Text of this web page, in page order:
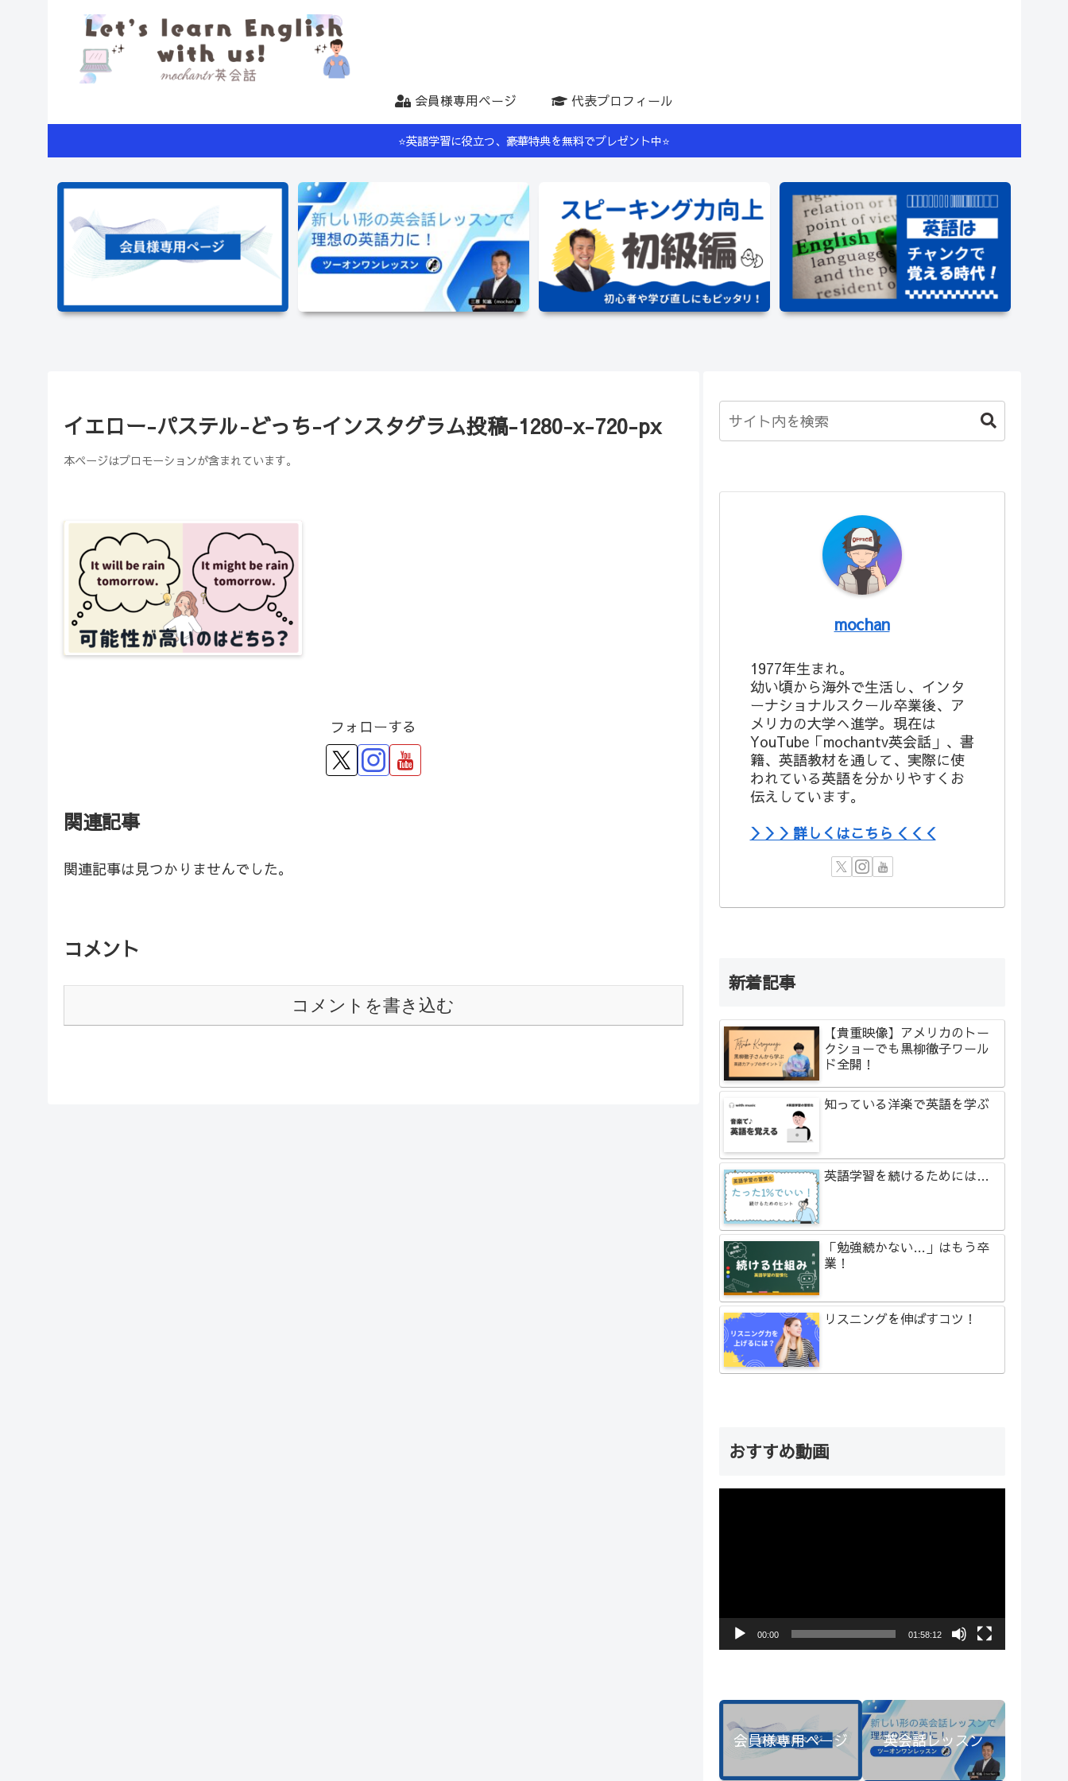
会員様専用ページ 代表プロフィール
⭐️英語学習に役立つ、豪華特典を無料でプレゼント中⭐️
イエロー-パステル-どっち-インスタグラム投稿-1280-x-720-px
本ページはプロモーションが含まれています。
フォローする
関連記事
関連記事は見つかりませんでした。
コメント
コメントを書き込む
mochan
1977年生まれ。
幼い頃から海外で生活し、インタ
ーナショナルスクール卒業後、ア
メリカの大学へ進学。現在は
YouTube「mochantv英会話」、書
籍、英語教材を通して、実際に使
われている英語を分かりやすくお
伝えしています。
＞＞＞詳しくはこちら＜＜＜
新着記事
【貴重映像】アメリカのトー
クショーでも黒柳徹子ワール
ド全開！
知っている洋楽で英語を学ぶ
英語学習を続けるためには…
「勉強続かない…」はもう卒
業！
リスニングを伸ばすコツ！
おすすめ動画
ー
00:00 01:58:12
会員様専用ページ 英会話レッスン